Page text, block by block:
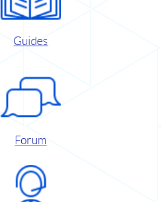
Guides
Forum